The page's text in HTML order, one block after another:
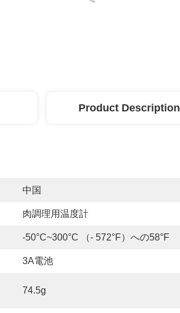
Product Description
中国
肉調理用温度計
-50°C~300°C （- 572°F）への58°F
3A電池
74.5g